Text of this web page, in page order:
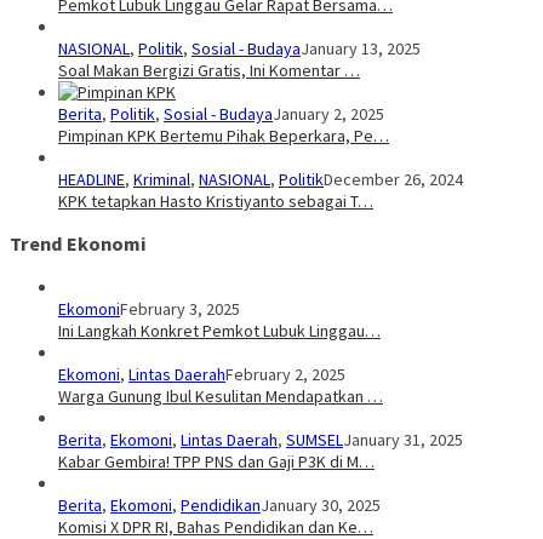
Pemkot Lubuk Linggau Gelar Rapat Bersama…
NASIONAL, Politik, Sosial - BudayaJanuary 13, 2025
Soal Makan Bergizi Gratis, Ini Komentar …
Berita, Politik, Sosial - BudayaJanuary 2, 2025
Pimpinan KPK Bertemu Pihak Beperkara, Pe…
HEADLINE, Kriminal, NASIONAL, PolitikDecember 26, 2024
KPK tetapkan Hasto Kristiyanto sebagai T…
Trend Ekonomi
EkomoniFebruary 3, 2025
Ini Langkah Konkret Pemkot Lubuk Linggau…
Ekomoni, Lintas DaerahFebruary 2, 2025
Warga Gunung Ibul Kesulitan Mendapatkan …
Berita, Ekomoni, Lintas Daerah, SUMSELJanuary 31, 2025
Kabar Gembira! TPP PNS dan Gaji P3K di M…
Berita, Ekomoni, PendidikanJanuary 30, 2025
Komisi X DPR RI, Bahas Pendidikan dan Ke…